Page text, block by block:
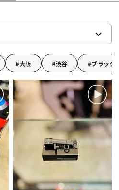
その他楽器
エフェクター
DTM
レコーディング機器
大阪 渋谷 ブラック